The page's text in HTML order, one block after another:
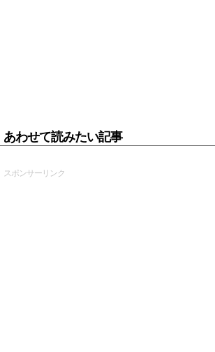
あわせて読みたい記事
スポンサーリンク